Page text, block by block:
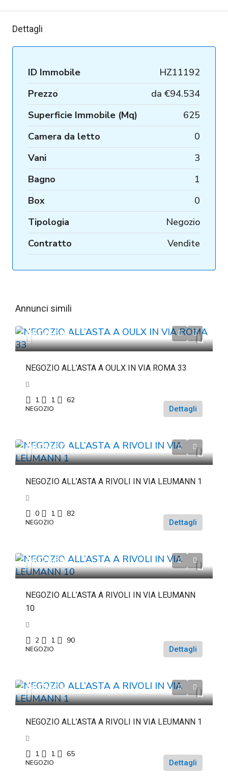
Dettagli
ID Immobile
HZ11192
Prezzo
da €94.534
Superficie Immobile (Mq)
625
Camera da letto
0
Vani
3
Bagno
1
Box
0
Tipologia
Negozio
Contratto
Vendite
Annunci simili
da€46.500
NEGOZIO ALL’ASTA A OULX IN VIA ROMA 33
1 1 62
NEGOZIO Dettagli
da€84.375
NEGOZIO ALL’ASTA A RIVOLI IN VIA LEUMANN 1
0 1 82
NEGOZIO Dettagli
da€78.891
NEGOZIO ALL’ASTA A RIVOLI IN VIA LEUMANN
10
2 1 90
NEGOZIO Dettagli
da€54.633
NEGOZIO ALL’ASTA A RIVOLI IN VIA LEUMANN 1
1 1 65
NEGOZIO Dettagli